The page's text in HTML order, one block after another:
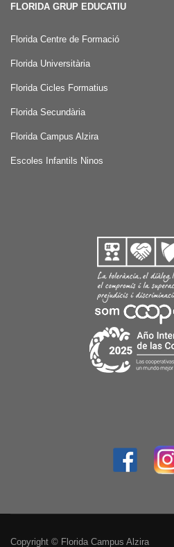
FLORIDA GRUP EDUCATIU
Florida Centre de Formació
Florida Universitària
Florida Cicles Formatius
Florida Secundària
Florida Campus Alzira
Escoles Infantils Ninos
Copyright © Florida Campus Alzira